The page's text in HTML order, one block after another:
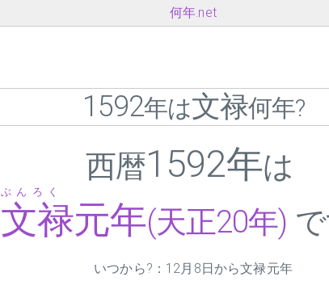
何年.net
1592年は文禄何年?
西暦1592年は
文禄元年
ぶんろく
(天正20年) で
いつから?：12月8日から文禄元年